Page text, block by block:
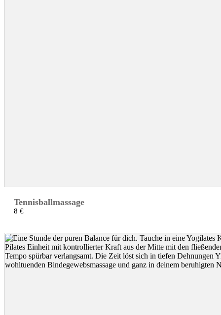
Tennisballmassage
8 €